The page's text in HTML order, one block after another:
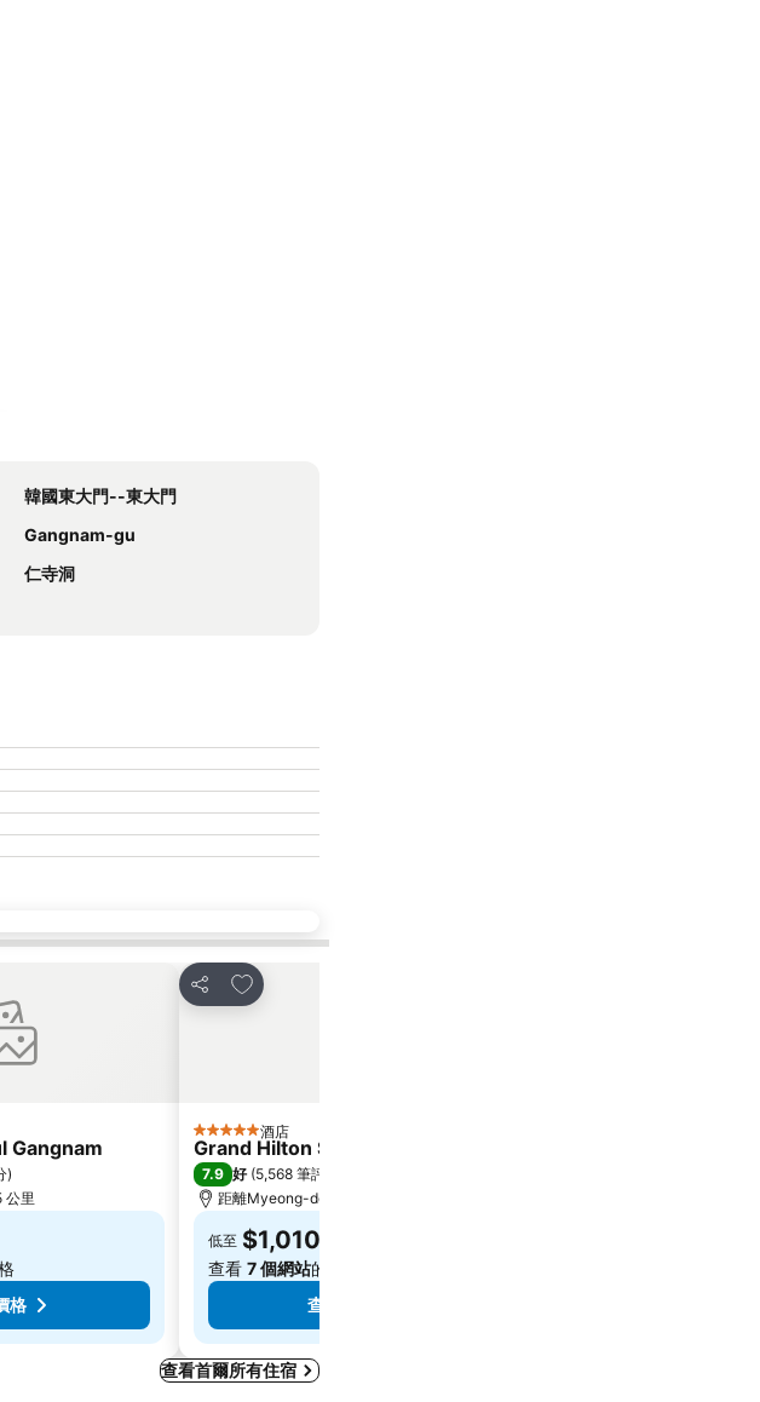
韓國東大門--東大門
Gangnam-gu
仁寺洞
Gangnam
)
公里
格
分享
放到收藏夾
5 星級 酒店
Grand Hilton Seoul
7.9 好 (5,568 筆評分
距離Myeong-dong 5.6 公里
低至 $1,010
查看 7 個網站的價格
查看價格
查看首爾所有住宿